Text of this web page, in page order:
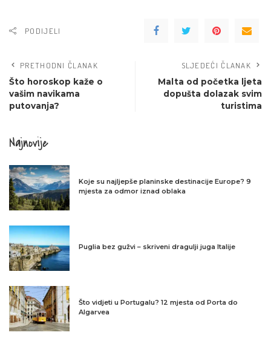
PODIJELI
PRETHODNI ČLANAK
Što horoskop kaže o
vašim navikama
putovanja?
SLJEDEĆI ČLANAK
Malta od početka ljeta
dopušta dolazak svim
turistima
Najnovije
Koje su najljepše planinske destinacije Europe? 9
mjesta za odmor iznad oblaka
Puglia bez gužvi – skriveni dragulji juga Italije
Što vidjeti u Portugalu? 12 mjesta od Porta do
Algarvea